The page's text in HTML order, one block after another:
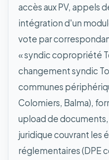
accès aux PV, appels
intégration d'un
vote par
« syndic copropriété
changement syndic
communes
Colomiers, Balma),
upload de
juridique couvrant les
réglementaires (DPE